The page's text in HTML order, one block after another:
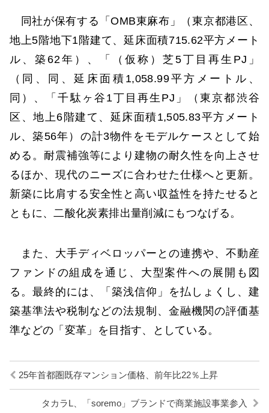
同社が保有する「OMB東麻布」（東京都港区、
地上5階地下1階建て、延床面積715.62平方メート
ル、築62年）、「（仮称）芝5丁目再生PJ」
（同、同、延床面積1,058.99平方メートル、
同）、「千駄ヶ谷1丁目再生PJ」（東京都渋谷
区、地上6階建て、延床面積1,505.83平方メート
ル、築56年）の計3物件をモデルケースとして始
める。耐震補強等により建物の耐久性を向上させ
るほか、現代のニーズに合わせた仕様へと更新。
新築に比肩する安全性と高い収益性を持たせると
ともに、二酸化炭素排出量削減にもつなげる。
また、大手ディベロッパーとの連携や、不動産
ファンドの組成を通じ、大型案件への展開も図
る。最終的には、「築浅信仰」を払しょくし、建
築基準法や税制などの法規制、金融機関の評価基
準などの「変革」を目指す、としている。
25年首都圏既存マンション価格、前年比22％上昇
タカラL、「soremo」ブランドで商業施設事業参入